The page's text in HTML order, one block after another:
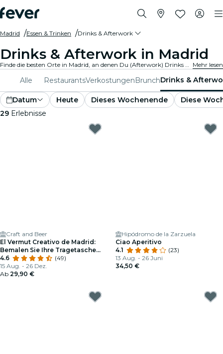
Madrid Essen & Trinken Drinks & Afterwork
Drinks & Afterwork in Madrid
Finde die besten Orte in Madrid, an denen Du (Afterwork) Drinks genießen kannst. Entdecke trendige Bars mit der perfekten Atmosphäre, um mit Freunden zu entspannen. Mehr lesen
Alle RestaurantsVerkostungenBrunchDrinks &
Datum Heute Dieses Wochenende
Diese
29 Erlebnisse
Craft and Beer
El Vermut Creativo de Madrid:
Bemalen Sie Ihre Tragetasche
mit Neonfarben und Genießen
Sie Einen Aperitif in Malasaña
4.6
(49)
15 Aug. - 26 Dez.
Ab 29,90 €
Hipódromo de la Zarzuela
Ciao Aperitivo
4.1
(23)
13 Aug. - 26 Juni
34,50 €